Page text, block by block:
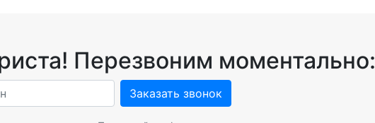
Перезвоним моментально:
Заказать звонок